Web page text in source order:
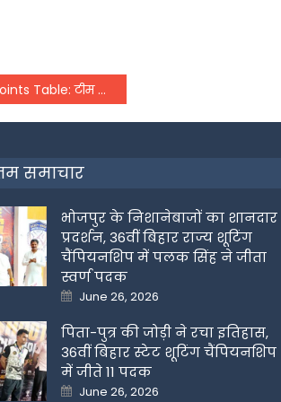
फाइनल की ओर बढ़ाया एक और कदम, पॉइंट्स टेबल में किया बड़ा उलटफेर –
समाचार
भोजपुर के निशानेबाजों का शानदार
प्रदर्शन, 36वीं बिहार राज्य शूटिंग
चैंपियनशिप में पलक सिंह ने जीता
स्वर्ण पदक
Posted
on
June 26, 2026
पिता-पुत्र की जोड़ी ने रचा इतिहास,
36वीं बिहार स्टेट शूटिंग चैंपियनशिप
में जीते 11 पदक
Posted
June 26, 2026